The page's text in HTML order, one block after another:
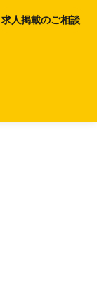
求人掲載のご相談